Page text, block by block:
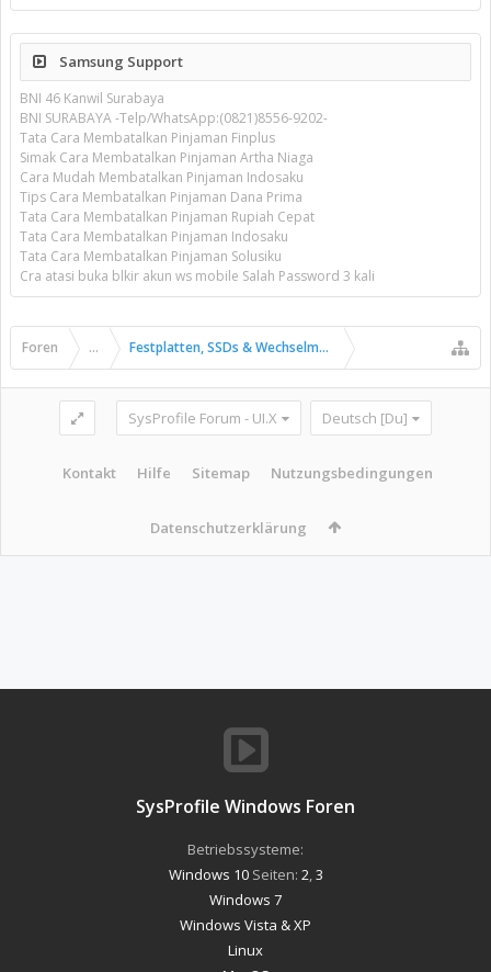
Samsung Support
BNI 46 Kanwil Surabaya
BNI SURABAYA -Telp/WhatsApp:(0821)8556-9202-
Tata Cara Membatalkan Pinjaman Finplus
Simak Cara Membatalkan Pinjaman Artha Niaga
Cara Mudah Membatalkan Pinjaman Indosaku
Tips Cara Membatalkan Pinjaman Dana Prima
Tata Cara Membatalkan Pinjaman Rupiah Cepat
Tata Cara Membatalkan Pinjaman Indosaku
Tata Cara Membatalkan Pinjaman Solusiku
Cra atasi buka blkir akun ws mobile Salah Password 3 kali
Foren ... Festplatten, SSDs & Wechselmedien
SysProfile Forum - UI.X Deutsch [Du]
Kontakt Hilfe Sitemap Nutzungsbedingungen
Datenschutzerklärung
SysProfile Windows Foren
Betriebssysteme:
Windows 10Seiten: 2 3
Windows 7
Windows Vista & XP
Linux